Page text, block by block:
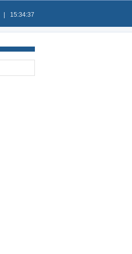
15:34:38